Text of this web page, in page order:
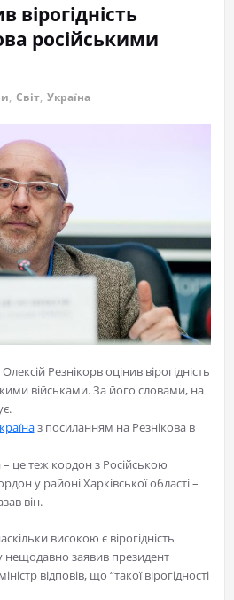
вірогідність
російськими
, Світ, Україна
Резнікорв оцінив вірогідність
військами. За його словами, на
з посиланням на Резнікова в
– це теж кордон з Російською
у районі Харківської області –
він.
високою є вірогідність
нещодавно заявив президент
відповів, що “такої вірогідності